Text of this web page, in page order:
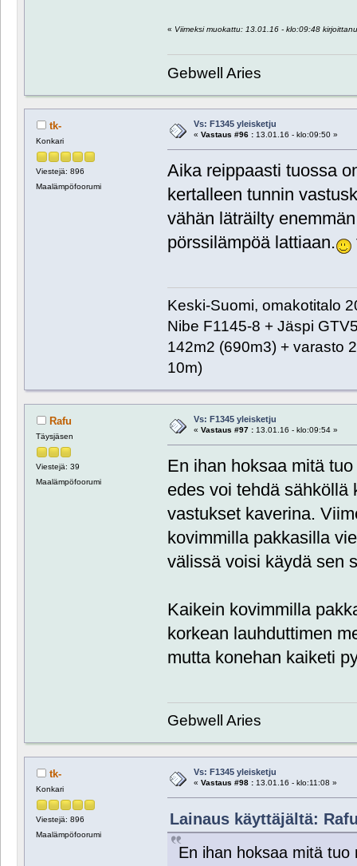
« Viimeksi muokattu: 13.01.16 - klo:09:48
Gebwell Aries
tk-
Konkari
Viestejä: 896
Maalämpöfoorumi
Vs: F1345 yleisketju
« Vastaus #96 :13.01.16 - klo:09:50 »
Aika reippaasti tuossa
kertalleen tunnin
vähän läträilty
pörssilämpöä lattiaan.
Keski-Suomi, omakotitalo
Nibe F1145-8 + Jäspi
142m2 (690m3) + varasto
10m)
Rafu
Täysjäsen
Viestejä: 39
Maalämpöfoorumi
Vs: F1345 yleisketju
« Vastaus #97 :13.01.16 - klo:09:54 »
En ihan hoksaa mitä
edes voi tehdä sähköllä
vastukset kaverina.
kovimmilla pakkasilla
välissä voisi käydä sen
Kaikein kovimmilla
korkean lauhduttimen
mutta konehan kaiketi
Gebwell Aries
tk-
Konkari
Viestejä: 896
Maalämpöfoorumi
Vs: F1345 yleisketju
« Vastaus #98 :13.01.16 - klo:11:08 »
Lainaus käyttäjältä:
En ihan hoksaa mitä